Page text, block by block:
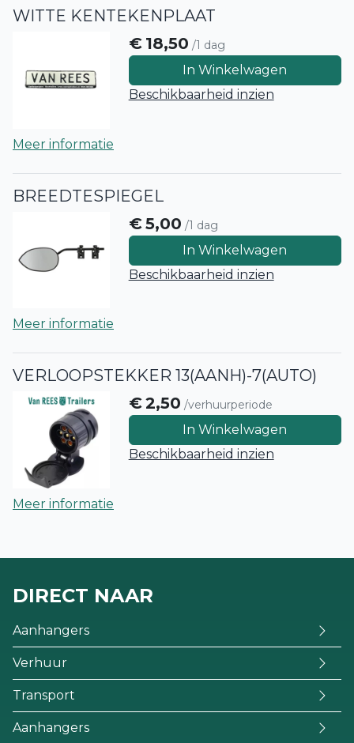
WITTE KENTEKENPLAAT
€ 18,50 /1 dag
In Winkelwagen
Beschikbaarheid inzien
Meer informatie
BREEDTESPIEGEL
€5,00 /1 dag
In Winkelwagen
Beschikbaarheid inzien
Meer informatie
VERLOOPSTEKKER 13(AANH)-7(AUTO)
€2,50 /verhuurperiode
In Winkelwagen
Beschikbaarheid inzien
Meer informatie
DIRECT NAAR
Aanhangers
Verhuur
Transport
Aanhangers